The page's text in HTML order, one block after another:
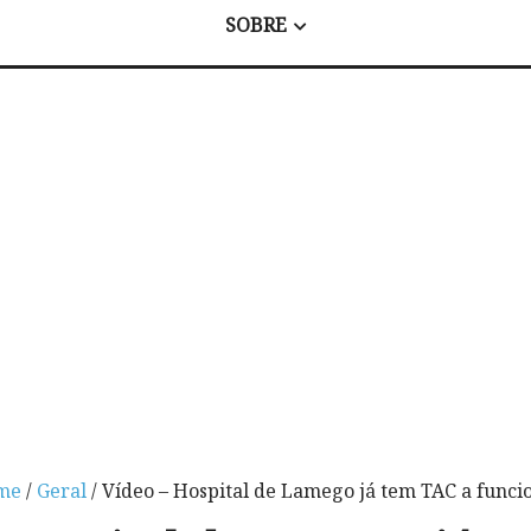
SOBRE
/ Geral/ Vídeo – Hospital de Lamego já tem TAC a